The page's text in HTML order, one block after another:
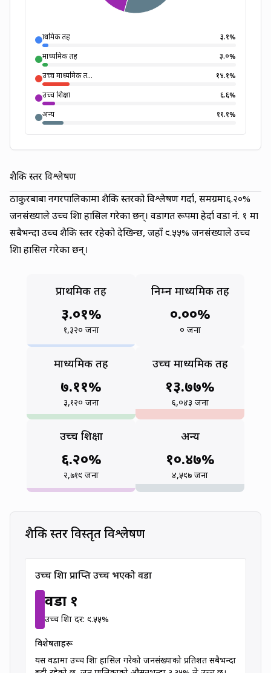
प्राथमिक तह ३.१%
माध्यमिक तह
३.०%
उच्च माध्यमिक त...
१४.१%
उच्च शिक्षा
६.६%
अन्य
११.१%
शैक्षिक स्तर विश्लेषण
ठाकुरबाबा नगरपालिकामा शैक्षिक स्तरको विश्लेषण गर्दा, समग्रमा६.२०%
जनसंख्याले उच्च शिक्षा हासिल गरेका छन्। वडागत रूपमा हेर्दा वडा नं. १ मा
सबैभन्दा उच्च शैक्षिक स्तर रहेको देखिन्छ, जहाँ९.५५% जनसंख्याले उच्च
शिक्षा हासिल गरेका छन्।
प्राथमिक तहPrimary Level
३.०१%
१,३२० जना(
निम्न माध्यमिक तहLower
०.००%
० जना(
माध्यमिक तहSecondary Level
७.११%
३,१२० जना(
उच्च माध्यमिक तहHigher
१३.७७%
६,०४३ जना(
उच्च शिक्षाHigher Education
६.२०%
२,७१९ जना(
अन्यOther
१०.४७%
४,५९७ जना(
शैक्षिक स्तर विस्तृत विश्लेषणDetailed
उच्च शिक्षा प्राप्ति उच्च भएको वडाWard with Highest
वडा १
उच्च शिक्षा दर: ९.५५%
विशेषताहरू
यस वडामा उच्च शिक्षा हासिल गरेको जनसंख्याको प्रतिशत सबैभन्दा